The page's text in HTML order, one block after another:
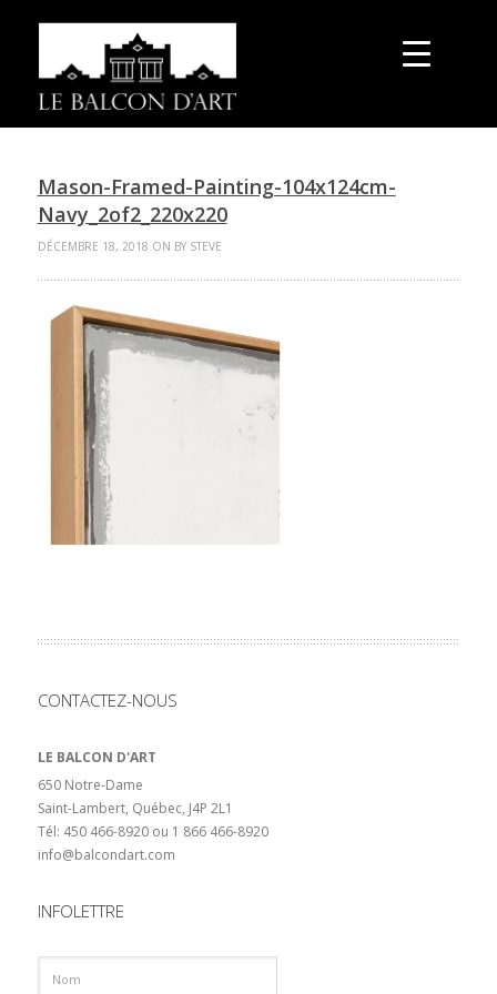
Mason-Framed-Painting-104x124cm-
Navy_2of2_220x220
DÉCEMBRE 18, 2018 ON BY STEVE
CONTACTEZ-NOUS
LE BALCON D'ART
650 Notre-Dame
Saint-Lambert, Québec, J4P 2L1
Tél: 450 466-8920 ou 1 866 466-8920
info@balcondart.com
INFOLETTRE